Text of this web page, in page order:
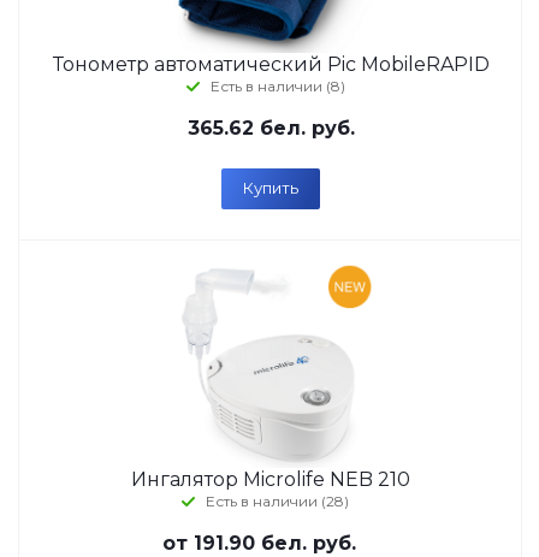
Тонометр автоматический Pic MobileRAPID
Есть в наличии (8)
365.62 бел. руб.
Купить
Ингалятор Microlife NEB 210
Есть в наличии (28)
от 191.90 бел. руб.